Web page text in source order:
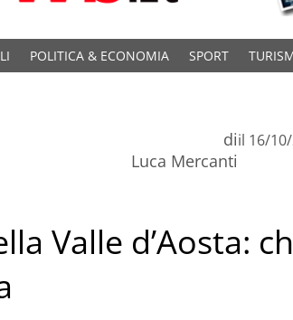
POLITICA & ECONOMIA SPORT
di
Luca Mercanti
il 16/
Valle d’Aosta: